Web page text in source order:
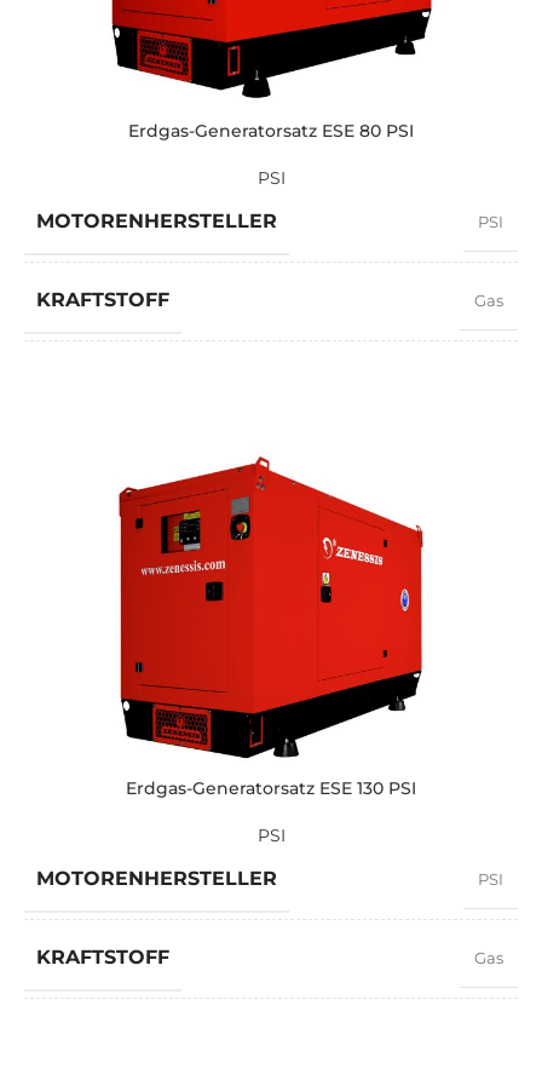
Erdgas-Generatorsatz ESE 80 PSI
PSI
MOTORENHERSTELLER PSI
KRAFTSTOFF Gas
STROMSTÄRKE
LEISTUNG (KVA)
Erdgas-Generatorsatz ESE 130 PSI
PSI
MOTORENHERSTELLER PSI
KRAFTSTOFF Gas